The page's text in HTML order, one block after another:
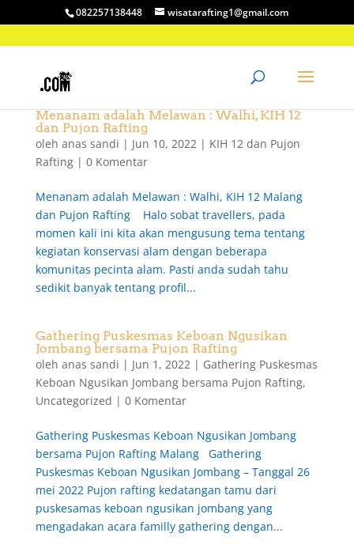
082257138448 wisatarafting1@gmail.com
Menanam adalah Melawan : Walhi, KIH 12
dan Pujon Rafting
oleh anas sandi | Jun 10, 2022| KIH 12 dan Pujon
Rafting| 0 Komentar
Menanam adalah Melawan : Walhi, KIH 12 Malang
dan Pujon Rafting Halo sobat travellers, pada
momen kali ini kita akan mengusung tema tentang
kegiatan konservasi alam dengan beberapa
komunitas pecinta alam. Pasti anda sudah tahu
sedikit banyak tentang profil...
Gathering Puskesmas Keboan Ngusikan
Jombang bersama Pujon Rafting
oleh anas sandi | Jun 1, 2022| Gathering Puskesmas
Keboan Ngusikan Jombang bersama Pujon Rafting,
Uncategorized | 0 Komentar
Gathering Puskesmas Keboan Ngusikan Jombang
bersama Pujon Rafting Malang Gathering
Puskesmas Keboan Ngusikan Jombang – Tanggal 26
mei 2022 Pujon rafting kedatangan tamu dari
puskesamas keboan ngusikan jombang yang
mengadakan acara familly gathering dengan...